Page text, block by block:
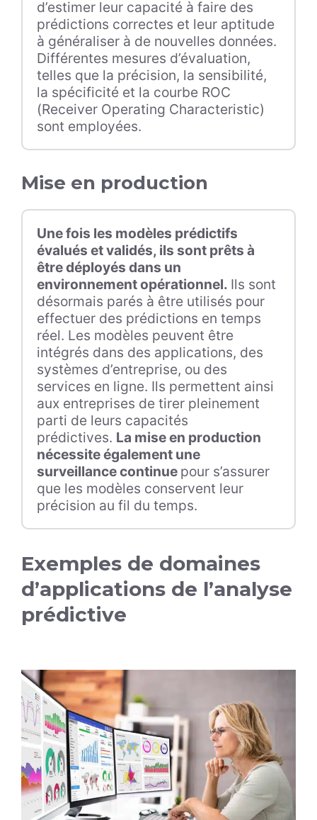
d’estimer leur capacité à faire des
prédictions correctes et leur aptitude
à généraliser à de nouvelles données.
Différentes mesures d’évaluation,
telles que la précision, la sensibilité,
la spécificité et la courbe ROC
(Receiver Operating Characteristic)
sont employées.
Mise en production
Une fois les modèles prédictifs
évalués et validés, ils sont prêts à
être déployés dans un
environnement opérationnel. Ils sont
désormais parés à être utilisés pour
effectuer des prédictions en temps
réel. Les modèles peuvent être
intégrés dans des applications, des
systèmes d’entreprise, ou des
services en ligne. Ils permettent ainsi
aux entreprises de tirer pleinement
parti de leurs capacités
prédictives. La mise en production
nécessite également une
surveillance continue pour s’assurer
que les modèles conservent leur
précision au fil du temps.
Exemples de domaines
d’applications de l’analyse
prédictive